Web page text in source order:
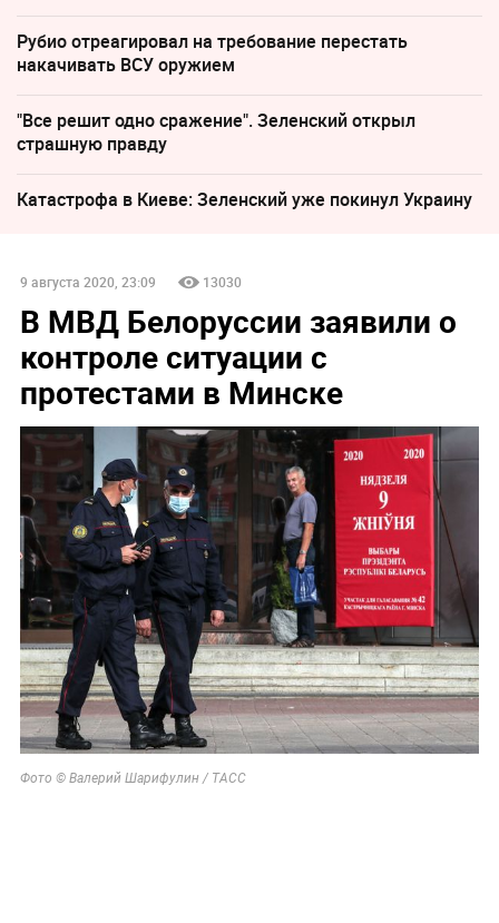
Рубио отреагировал на требование перестать
накачивать ВСУ оружием
"Все решит одно сражение". Зеленский открыл
страшную правду
Катастрофа в Киеве: Зеленский уже покинул Украину
9 августа 2020, 23:09 13030
В МВД Белоруссии заявили о
контроле ситуации с
протестами в Минске
Фото © Валерий Шарифулин / ТАСС